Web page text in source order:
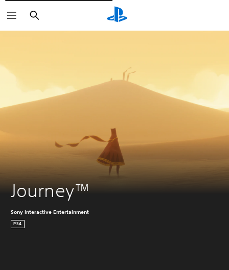
Rechercher
Journey™
Sony Interactive Entertainment
PS4